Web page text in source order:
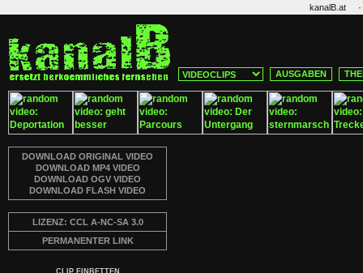
kanalB.at ·
AUSGABEN
DOWNLOAD ORIGINAL VIDEO
DOWNLOAD MP4 VIDEO
DOWNLOAD OGV VIDEO
DOWNLOAD FLASH VIDEO
LIZENZ: CCL A-NC-SA 3.0
PERMANENTER LINK
CLIP EINBETTEN